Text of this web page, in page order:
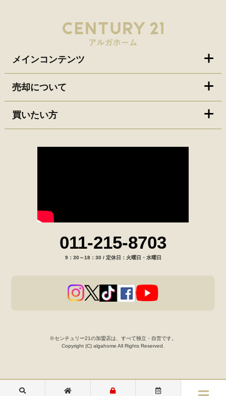
メインコンテンツ
売却について
買いたい方
011-215-8703
9：30～18：30 / 定休日：火曜日・水曜日
※センチュリー21の加盟店は、すべて独立・自営です。
Copyright (C) algahome All Rights Reserved.